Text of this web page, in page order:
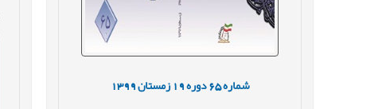
شماره65 دوره زمستان1399